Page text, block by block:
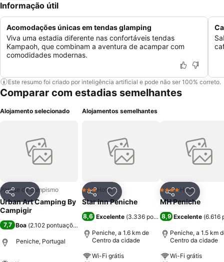
Informação útil
Acomodações únicas em tendas glamping
Viva uma estadia diferente nas confortáveis tendas
Kampaoh, que combinam a aventura de acampar com
comodidades modernas.
Este resumo foi criado por inteligência artificial e pode não ser 100% correto.
Comparar com estadias semelhantes
Alojamento selecionado
PartilharAdicionar aos favoritos
Parque de campismo
Urban Art Camping By
Campigir
7,7 Boa (2.102 pontuações
Peniche, Portugal
Alojamentos semelhantes
PartilharAdicionar aos favoritos
3 Estrelas
Hotel
Star inn Peniche
8,6 Excelente (3.336 pontuações)
Peniche, a 1.6 km de
Centro da cidade
Wi-Fi grátis
Partilhar
4 EstrelasHotel
MH Peniche
8,9 Excelente (6.616
Peniche, a 1.5 km
Centro da cidade
Wi-Fi grátis